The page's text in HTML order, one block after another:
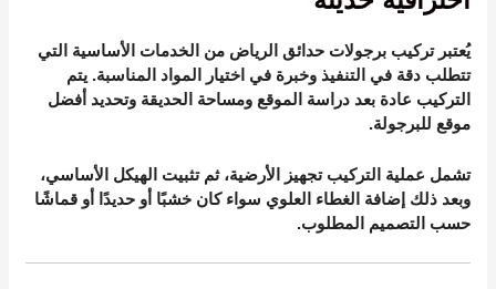
يُعتبر تركيب برجولات حدائق الرياض من الخدمات الأساسية التي
تتطلب دقة في التنفيذ وخبرة في اختيار المواد المناسبة. يتم
التركيب عادة بعد دراسة الموقع ومساحة الحديقة وتحديد أفضل
موقع للبرجولة.
تشمل عملية التركيب تجهيز الأرضية، ثم تثبيت الهيكل الأساسي،
وبعد ذلك إضافة الغطاء العلوي سواء كان خشبًا أو حديدًا أو قماشًا
حسب التصميم المطلوب.